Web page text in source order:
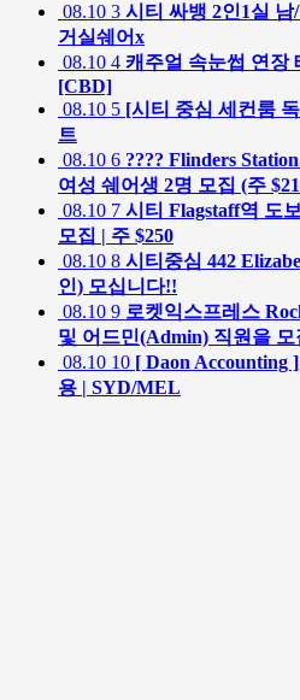
08.10 3 시티 싸뱅 2인1실
거실쉐어x
08.10 4 캐주얼 속눈썹 연장
[CBD]
08.10 5 [시티 중심 세컨룸
트
08.10 6 ???? Flinders
여성 쉐어생 2명 모집 (주
08.10 7 시티 Flagstaff역 도
모집 | 주 $250
08.10 8 시티중심 442
인) 모십니다!!
08.10 9 로켓익스프레스
및 어드민(Admin) 직원을
08.10 10 [ Daon Accounting
용 | SYD/MEL